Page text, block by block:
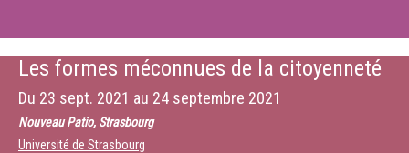
Les formes méconnues de la citoyenneté
Du 23 sept. 2021 au 24 septembre 2021
Nouveau Patio, Strasbourg
Université de Strasbourg